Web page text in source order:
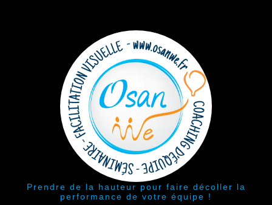
Prendre de la hauteur pour faire décoller la
performance de votre équipe !